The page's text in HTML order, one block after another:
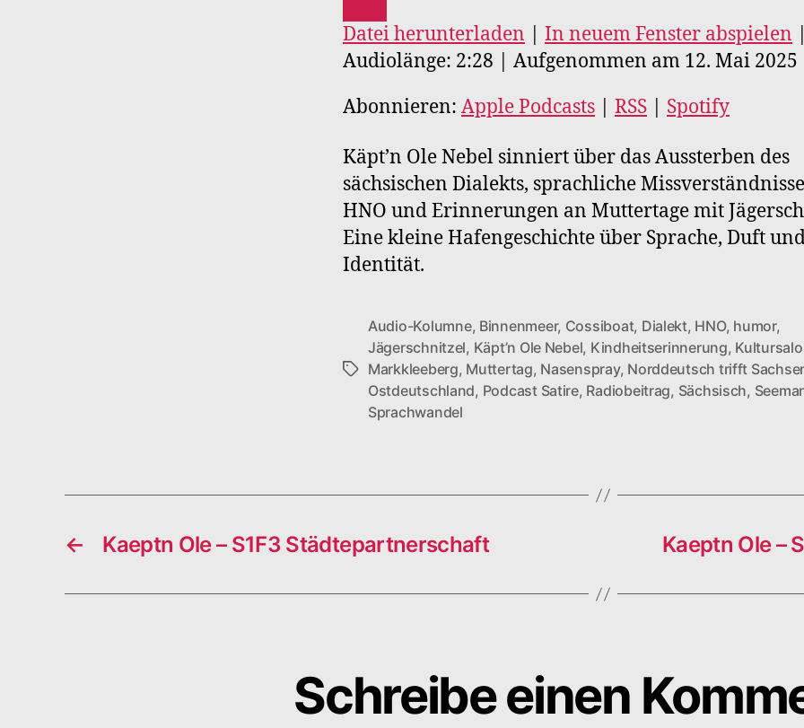
Datei herunterladen In neuem Fenster abspielen
Audiolänge: 2:28
Aufgenommen am 12. Mai 2025
Abonnieren: Apple Podcasts RSS Spotify
Käpt’n Ole Nebel sinniert über das Aussterben des
sächsischen Dialekts, sprachliche
HNO und Erinnerungen an Muttertage mit
Eine kleine Hafengeschichte über Sprache, Duft
Identität.
Schlagwörter
Audio-Kolumne, Binnenmeer, Cossiboat, Dialekt, HNO, humor,
Jägerschnitzel, Käpt’n Ole Nebel, Kindheitserinnerung,
Markkleeberg, Muttertag, Nasenspray, Norddeutsch trifft
Ostdeutschland, Podcast Satire, Radiobeitrag, Sächsisch,
Sprachwandel
← Kaeptn Ole – S1F3 Städtepartnerschaft Kaeptn Ole –
Schreibe einen